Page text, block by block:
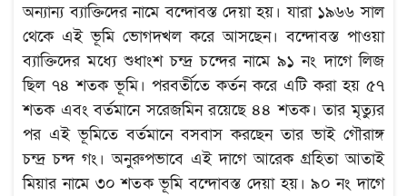
অন্যান্য ব্যাক্তিদের নামে বন্দোবস্ত দেয়া হয়। যারা ১৯৬৬ সাল
থেকে এই ভূমি ভোগদখল করে আসছেন। বন্দোবস্ত পাওয়া
ব্যাক্তিদের মধ্যে শুধাংশ চন্দ্র চন্দের নামে ৯১ নং দাগে লিজ
ছিল ৭৪ শতক ভূমি। পরবর্তীতে কর্তন করে এটি করা হয় ৫৭
শতক এবং বর্তমানে সরেজমিন রয়েছে ৪৪ শতক। তার মৃত্যুর
পর এই ভূমিতে বর্তমানে বসবাস করছেন তার ভাই গৌরাঙ্গ
চন্দ্র চন্দ গং। অনুরুপভাবে এই দাগে আরেক গ্রহিতা আতাই
মিয়ার নামে ৩০ শতক ভূমি বন্দোবস্ত দেয়া হয়। ৯০ নং দাগে